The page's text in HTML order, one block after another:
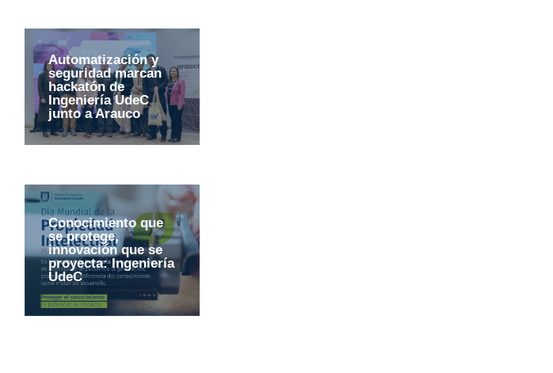
Automatización y
seguridad marcan
hackatón de
Ingeniería UdeC
junto a Arauco
Conocimiento que
se protege,
innovación que se
proyecta: Ingeniería
UdeC